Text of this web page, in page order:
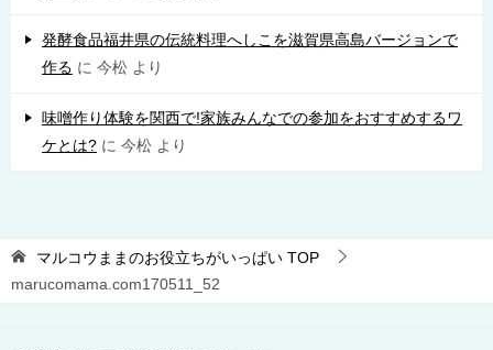
発酵食品福井県の伝統料理へしこを滋賀県高島バージョンで
作る に 今松 より
味噌作り体験を関西で!家族みんなでの参加をおすすめするワ
ケとは? に 今松 より
マルコウままのお役立ちがいっぱい TOP
marucomama.com170511_52